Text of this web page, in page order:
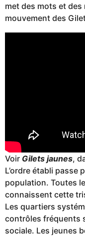
met des mots et
mouvement des
Voir Gilets jaunes,
L’ordre établi passe
population. Toutes
connaissent cette
Les quartiers
contrôles fréquents
sociale. Les jeunes